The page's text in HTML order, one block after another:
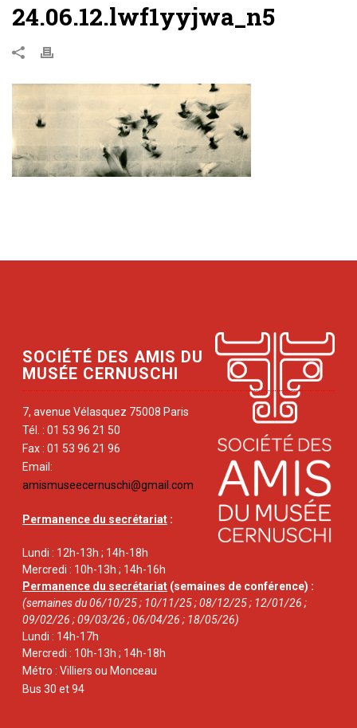
24.06.12.lwf1yyjwa_n5
SOCIÉTÉ DES AMIS DU
MUSÉE CERNUSCHI
7, avenue Vélasquez 75008 Paris
Tél. : 01 53 96 21 50
Fax : 01 53 96 21 96
Email:
amismuseecernuschi@gmail.com
Permanence du secrétariat :
Lundi : 12h-13h ; 14h-18h
Mercredi : 10h-13h ; 14h-16h
Permanence du secrétariat (semaines de conférence) :
(semaines du 06/10/25 ; 10/11/25 ; 08/12/25 ; 12/01/26 ;
09/02/26 ; 09/03/26 ; 06/04/26 ; 18/05/26)
Lundi : 14h-17h
Mercredi : 10h-13h ; 14h-18h
Métro : Villiers ou Monceau
Bus 30 et 94